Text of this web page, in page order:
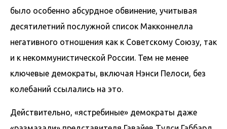
было особенно абсурдное обвинение, учитывая
десятилетний послужной список Макконнелла
негативного отношения как к Советскому Союзу, так
и к некоммунистической России. Тем не менее
ключевые демократы, включая Нэнси Пелоси, без
колебаний ссылались на это.
Действительно, «ястребиные» демократы даже